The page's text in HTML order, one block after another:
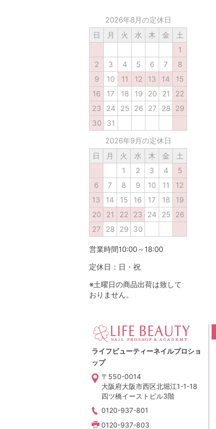
2026年8月の定休日
日
月 火 水 木 金
土
1
2
3 4 5 6 7
8
9
10 11 12 13 14
15
16
17 18 19 20 21
22
23
24 25 26 27 28
29
30
31
2026年9月の定休日
日
月 火 水 木 金
土
1
2 3 4
5
6
7 8 9 10 11
12
13
14 15 16 17 18
19
20
21 22 23 24 25
26
27
28 29 30
営業時間10:00～18:00
定休日：日・祝
※土曜日の商品出荷は致して
おりません。
ライフビューティーネイルプロショ
ップ
〒550-0014
大阪府大阪市西区北堀江1-1-18
四ツ橋イーストビル3階
0120-937-801
0120-937-803